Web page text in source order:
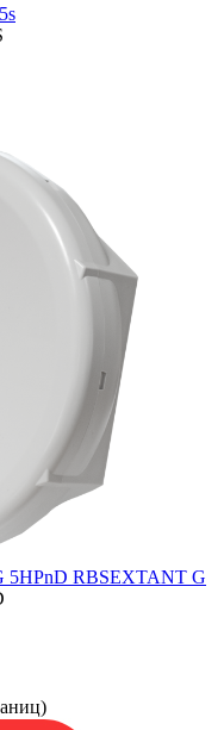
5HPnD RBSEXTANT G